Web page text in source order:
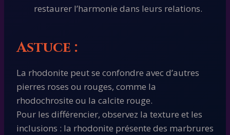
restaurer l’harmonie dans leurs relations.
Astuce :
La rhodonite peut se confondre avec d’autres
pierres roses ou rouges, comme la
rhodochrosite ou la calcite rouge.
Pour les différencier, observez la texture et les
inclusions : la rhodonite présente des marbrures